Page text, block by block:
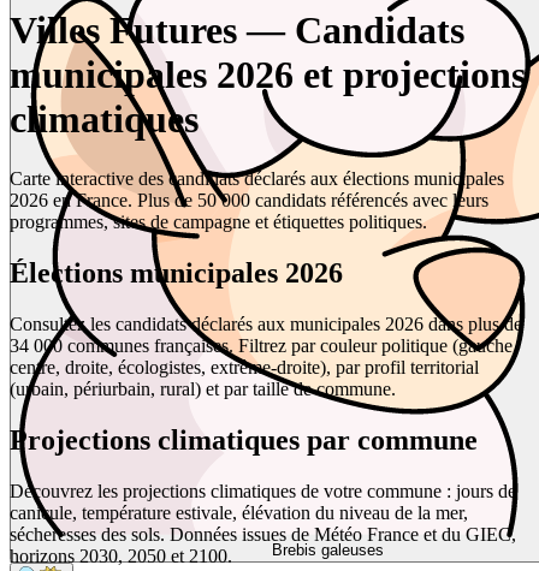
Brebis galeuses
Villes Futures — Candidats
municipales 2026 et projections
climatiques
Carte interactive des candidats déclarés aux élections municipales
2026 en France. Plus de 50 000 candidats référencés avec leurs
programmes, sites de campagne et étiquettes politiques.
Élections municipales 2026
Consultez les candidats déclarés aux municipales 2026 dans plus de
34 000 communes françaises. Filtrez par couleur politique (gauche,
centre, droite, écologistes, extrême-droite), par profil territorial
(urbain, périurbain, rural) et par taille de commune.
Projections climatiques par commune
Découvrez les projections climatiques de votre commune : jours de
canicule, température estivale, élévation du niveau de la mer,
sécheresses des sols. Données issues de Météo France et du GIEC,
horizons 2030, 2050 et 2100.